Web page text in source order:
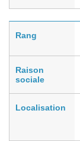
Rang
Raison
sociale
Localisation